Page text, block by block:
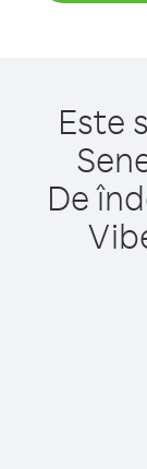
Este
De